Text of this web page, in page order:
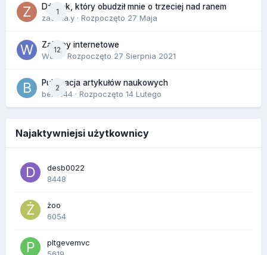
1
Dźwięk, który obudził mnie o trzeciej nad ranem
zackr.a.y · Rozpoczęto 27 Maja
12
Zakupy internetowe
Wula
· Rozpoczęto 27 Sierpnia 2021
2
Publikacja artykułów naukowych
berus44 · Rozpoczęto 14 Lutego
Najaktywniejsi użytkownicy
desb0022
8448
żoo
6054
pltgevemvc